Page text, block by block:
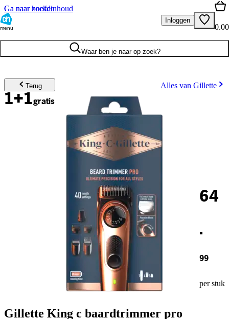
Ga naar hoofdinhoud
Ga naar zoeken
menu
Inloggen
0.00
Waar ben je naar op zoek?
Terug Alles van Gillette
1+1gratis
64
.
99
per stuk
Gillette King c baardtrimmer pro